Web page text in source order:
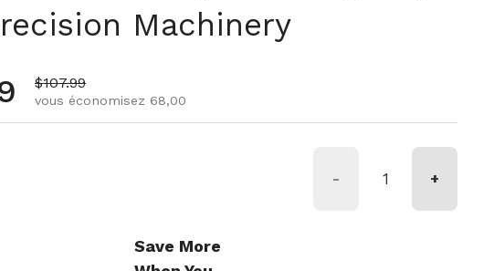
Machinery
Prix de vente
$107.99
vous économisez 68,00
- +
Save More